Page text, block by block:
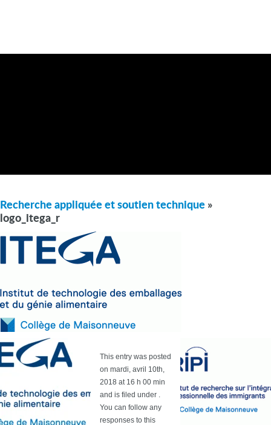
Recherche appliquée et soutien technique »
logo_itega_r
This entry was posted
on mardi, avril 10th,
2018 at 16 h 00 min
and is filed under .
You can follow any
responses to this